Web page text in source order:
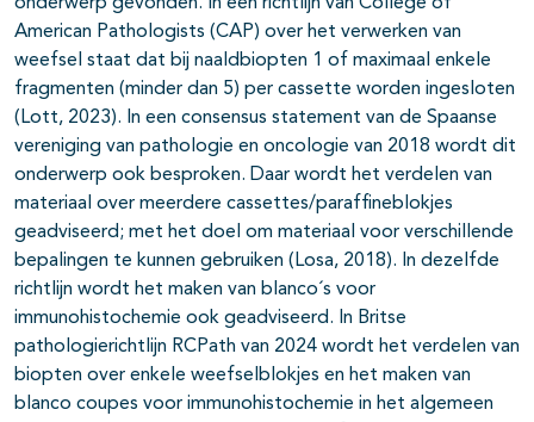
American Pathologists (CAP) over het verwerken van
weefsel staat dat bij naaldbiopten 1 of maximaal enkele
fragmenten (minder dan 5) per cassette worden ingesloten
(Lott, 2023). In een consensus statement van de Spaanse
vereniging van pathologie en oncologie van 2018 wordt dit
onderwerp ook besproken. Daar wordt het verdelen van
materiaal over meerdere cassettes/paraffineblokjes
geadviseerd; met het doel om materiaal voor verschillende
bepalingen te kunnen gebruiken (Losa, 2018). In dezelfde
richtlijn wordt het maken van blanco´s voor
immunohistochemie ook geadviseerd. In Britse
pathologierichtlijn RCPath van 2024 wordt het verdelen van
biopten over enkele weefselblokjes en het maken van
blanco coupes voor immunohistochemie in het algemeen